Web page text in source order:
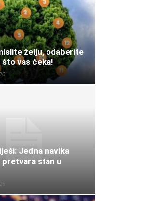
želju, odaberite
vas čeka!
Jedna navika
stan u